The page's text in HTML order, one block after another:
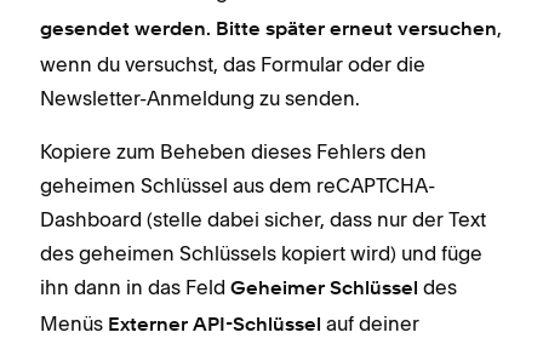
gesendet werden. Bitte später erneut versuchen,
wenn du versuchst, das Formular oder die
Newsletter-Anmeldung zu senden.
Kopiere zum Beheben dieses Fehlers den
geheimen Schlüssel aus dem reCAPTCHA-
Dashboard (stelle dabei sicher, dass nur der Text
des geheimen Schlüssels kopiert wird) und füge
ihn dann in das Feld Geheimer Schlüssel des
Menüs Externer API-Schlüssel auf deiner